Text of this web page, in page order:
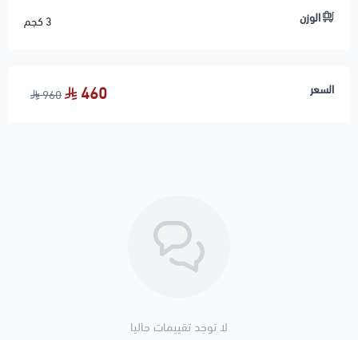
الوزن 3 كجم
السعر 460
960
لا توجد تقييمات حاليا